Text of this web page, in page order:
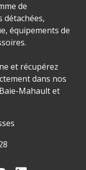
de
détachées,
équipements de
et récupérez
dans nos
Mahault et